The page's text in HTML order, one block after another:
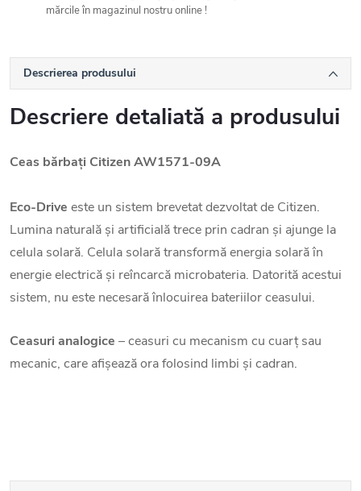
mărcile în magazinul nostru online !
Descrierea produsului
Descriere detaliată a produsului
Ceas bărbați Citizen AW1571-09A
Eco-Drive este un sistem brevetat dezvoltat de Citizen.
Lumina naturală și artificială trece prin cadran și ajunge la
celula solară. Celula solară transformă energia solară în
energie electrică și reîncarcă microbateria. Datorită acestui
sistem, nu este necesară înlocuirea bateriilor ceasului.
Ceasuri analogice – ceasuri cu mecanism cu cuarț sau
mecanic, care afișează ora folosind limbi și cadran.